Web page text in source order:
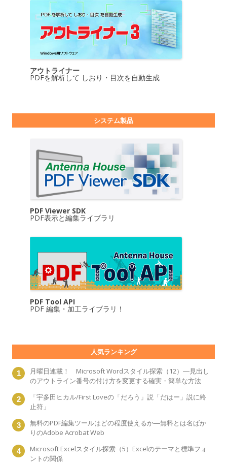
アウトライナー
PDFを解析して しおり・目次を自動生成
システム製品
PDF Viewer SDK
PDF表示と編集ライブラリ
PDF Tool API
PDF 編集・加工ライブラリ！
人気ランキング
月曜日連載！ Microsoft Wordスタイル探索（12）―見出し
のアウトライン番号の付け方を変更する確実・簡単な方法
「宇多田ヒカル/First Loveの「だろう」説「だはー」説に終
止符」
無料のPDF編集ツールはどの程度使えるか―無料とは名ばか
りのAdobe Acrobat Web
Microsoft Excelスタイル探索（5）Excelのテーマと標準フォ
ントの関係